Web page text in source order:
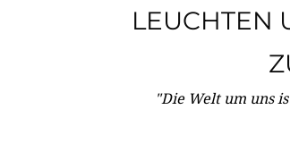
LEUCHTEN
"Die Welt um uns